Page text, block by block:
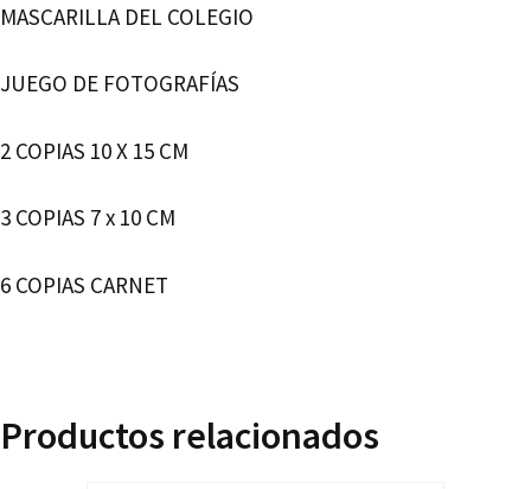
MASCARILLA DEL COLEGIO
JUEGO DE FOTOGRAFÍAS
2 COPIAS 10 X 15 CM
3 COPIAS 7 x 10 CM
6 COPIAS CARNET
Productos relacionados